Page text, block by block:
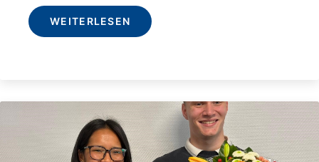
WEITERLESEN